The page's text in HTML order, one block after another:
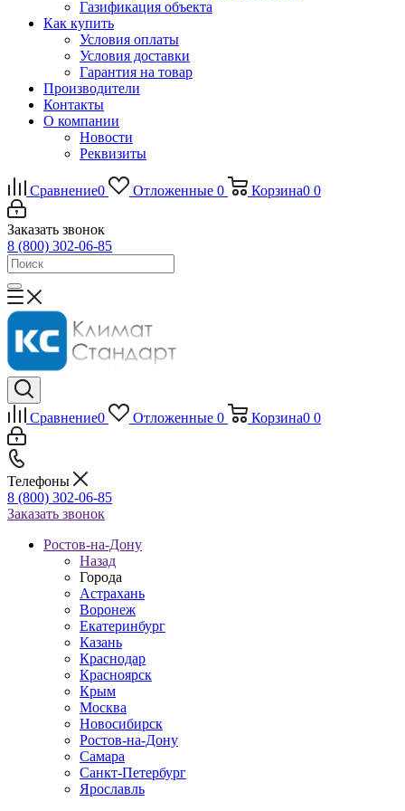
Газификация объекта
Как купить
Условия оплаты
Условия доставки
Гарантия на товар
Производители
Контакты
О компании
Новости
Реквизиты
Сравнение0 Отложенные 0 Корзина0 0
Заказать звонок
8 (800) 302-06-85
Сравнение0 Отложенные 0 Корзина0 0
Телефоны
8 (800) 302-06-85
Заказать звонок
Ростов-на-Дону
Назад
Города
Астрахань
Воронеж
Екатеринбург
Казань
Краснодар
Красноярск
Крым
Москва
Новосибирск
Ростов-на-Дону
Самара
Санкт-Петербург
Ярославль